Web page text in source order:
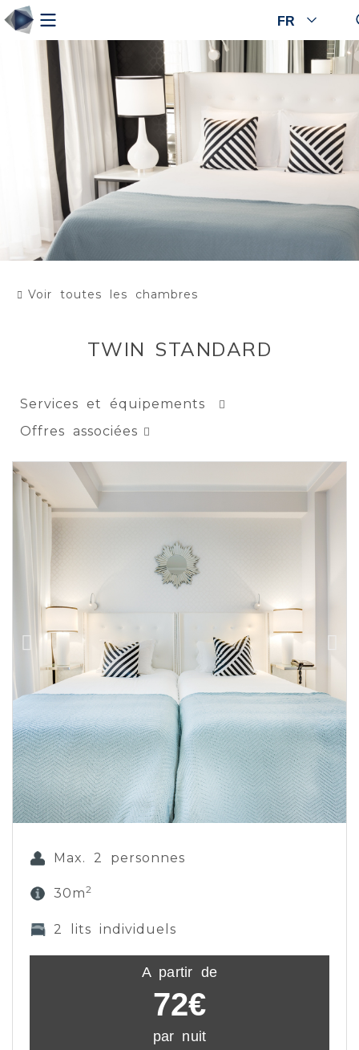
FR
Voir toutes les chambres
TWIN STANDARD
Services et équipements
Offres associées
Max. 2 personnes
30m2
2 lits individuels
A partir de
72€
par nuit